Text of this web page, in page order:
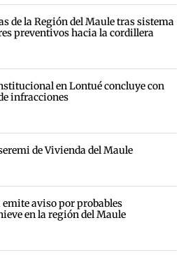
de la Región del Maule tras sistema
preventivos hacia la cordillera
en Lontué concluye con
infracciones
de Vivienda del Maule
aviso por probables
en la región del Maule